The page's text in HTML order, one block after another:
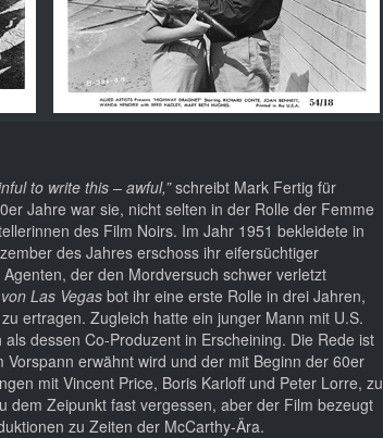
to write this – awful,”schreibt Mark Fertig für
Jahre war sie, nicht selten in der Rolle der Femme
des Film Noirs. Im Jahr 1951 bekleidete in
des Jahres erschoss ihr eifersüchtiger
der den Mordversuch schwer verletzt
Las Vegas bot ihr eine erste Rolle in drei Jahren,
ertragen. Zugleich hatte ein junger Mann mit U.S.
dessen Co-Produzent in Erscheining. Die Rede ist
erwähnt wird und der mit Beginn der 60er
mit Vincent Price, Boris Karloff und Peter Lorre, zu
dem Zeipunkt fast vergessen, aber der Film bezeugt
zu Zeiten der McCarthy-Ära.